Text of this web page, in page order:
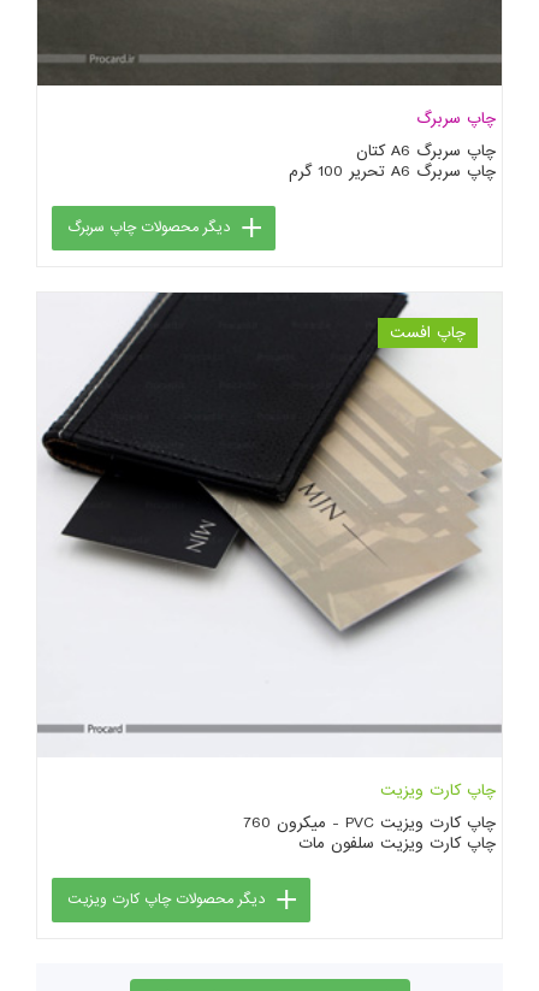
چاپ سربرگ
چاپ سربرگ A6 کتان
چاپ سربرگ A6 تحریر 100 گرم
دیگر محصولات چاپ سربرگ
چاپ افست
چاپ کارت ویزیت
چاپ کارت ویزیت PVC - میکرون 760
چاپ کارت ویزیت سلفون مات
دیگر محصولات چاپ کارت ویزیت